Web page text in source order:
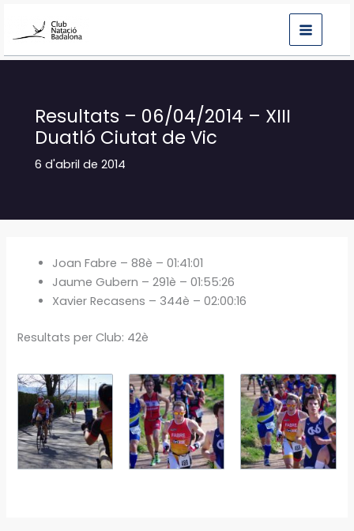
Resultats – 06/04/2014 – XIII
Duatló Ciutat de Vic
6 d'abril de 2014
Joan Fabre – 88è – 01:41:01
Jaume Gubern – 291è – 01:55:26
Xavier Recasens – 344è – 02:00:16
Resultats per Club: 42è